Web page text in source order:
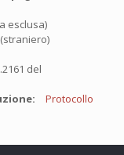
esclusa)
del
Protocollo